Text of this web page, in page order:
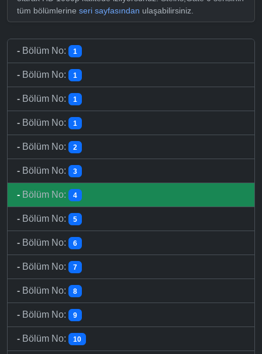
tüm bölümlerine seri sayfasından ulaşabilirsiniz.
- Bölüm No: 1
- Bölüm No: 1
- Bölüm No: 1
- Bölüm No: 1
- Bölüm No: 2
- Bölüm No: 3
- Bölüm No: 4
- Bölüm No: 5
- Bölüm No: 6
- Bölüm No: 7
- Bölüm No: 8
- Bölüm No: 9
- Bölüm No: 10